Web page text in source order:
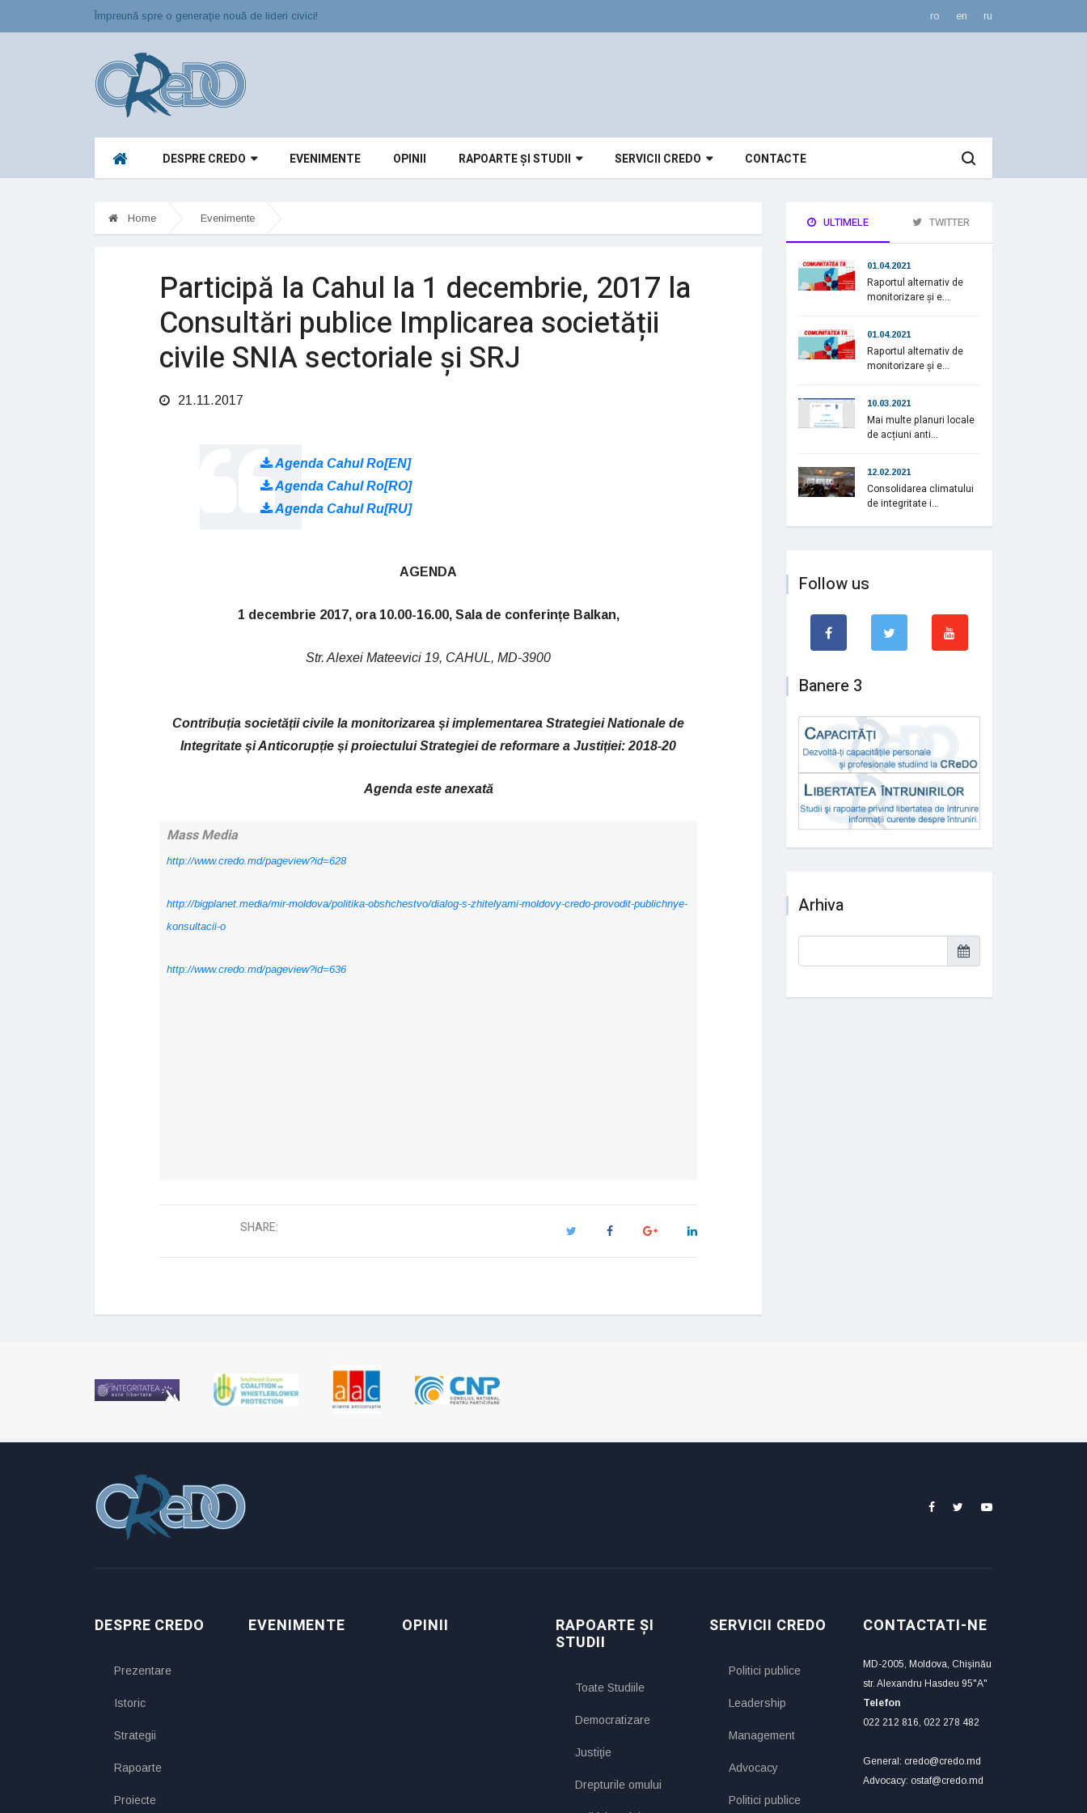
Împreună spre o generaţie nouă de lideri civici! ro en ru
DESPRE CREDO EVENIMENTE OPINII RAPOARTE ȘI STUDII SERVICII CREDO CONTACTE
Home Evenimente
Participă la Cahul la 1 decembrie, 2017 la
Consultări publice Implicarea societății
civile SNIA sectoriale și SRJ
21.11.2017
Agenda Cahul Ro[EN]
Agenda Cahul Ro[RO]
Agenda Cahul Ru[RU]
AGENDA
1 decembrie 2017, ora 10.00-16.00, Sala de conferințe Balkan,
Str. Alexei Mateevici 19, CAHUL, MD-3900
Contribuția societății civile la monitorizarea și implementarea Strategiei Nationale de
Integritate și Anticorupție și proiectului Strategiei de reformare a Justiției: 2018-20
Agenda este anexată
Mass Media
http://www.credo.md/pageview?id=628
http://bigplanet.media/mir-moldova/politika-obshchestvo/dialog-s-zhitelyami-moldovy-credo-provodit-publichnye-
konsultacii-o
http://www.credo.md/pageview?id=636
SHARE:
ULTIMELE TWITTER
01.04.2021
Raportul alternativ de
monitorizare și e...
01.04.2021
Raportul alternativ de
monitorizare și e...
10.03.2021
Mai multe planuri locale
de acțiuni anti...
12.02.2021
Consolidarea climatului
de integritate i...
Follow us
Banere 3
Arhiva
DESPRE CREDO
Prezentare
Istoric
Strategii
Rapoarte
Proiecte
EVENIMENTE OPINII RAPOARTE ȘI
STUDII
Toate Studiile
Democratizare
Justiţie
Drepturile omului
SERVICII CREDO
Politici publice
Leadership
Management
Advocacy
Politici publice
CONTACTATI-NE
MD-2005, Moldova, Chişinău
str. Alexandru Hasdeu 95"A"
Telefon
022 212 816, 022 278 482
General: credo@credo.md
Advocacy: ostaf@credo.md